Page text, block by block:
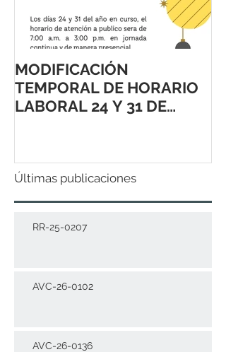
MODIFICACIÓN
TEMPORAL DE HORARIO
LABORAL 24 Y 31 DE
Últimas publicaciones
RR-25-0207
AVC-26-0102
AVC-26-0136